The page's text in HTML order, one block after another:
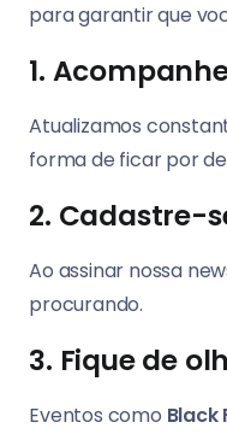
para garantir que
1.
Atualizamos
forma de ficar por
2. Cadastre-
Ao assinar nossa
procurando.
3. Fique de
Eventos como Black